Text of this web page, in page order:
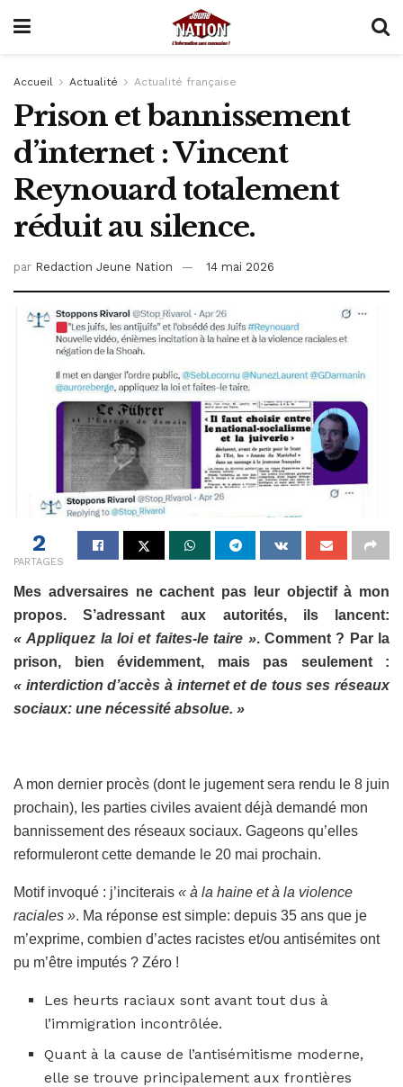
Accueil Actualité Actualité française
Prison et bannissement
d’internet : Vincent
Reynouard totalement
réduit au silence.
par Redaction Jeune Nation 14 mai 2026
2
PARTAGES
Mes adversaires ne cachent pas leur objectif à mon
propos. S’adressant aux autorités, ils lancent:
« Appliquez la loi et faites-le taire ». Comment ? Par la
prison, bien évidemment, mais pas seulement :
« interdiction d’accès à internet et de tous ses réseaux
sociaux: une nécessité absolue. »
A mon dernier procès (dont le jugement sera rendu le 8 juin
prochain), les parties civiles avaient déjà demandé mon
bannissement des réseaux sociaux. Gageons qu’elles
reformuleront cette demande le 20 mai prochain.
Motif invoqué : j’inciterais « à la haine et à la violence
raciales ». Ma réponse est simple: depuis 35 ans que je
m’exprime, combien d’actes racistes et/ou antisémites ont
pu m’être imputés ? Zéro !
Les heurts raciaux sont avant tout dus à
l’immigration incontrôlée.
Quant à la cause de l’antisémitisme moderne,
elle se trouve principalement aux frontières